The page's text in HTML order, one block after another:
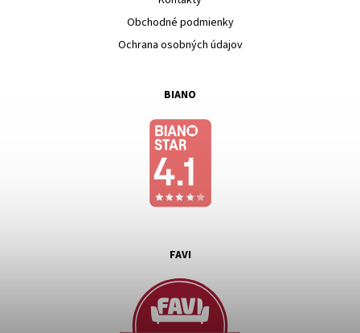
Obchodné podmienky
Ochrana osobných údajov
BIANO
FAVI